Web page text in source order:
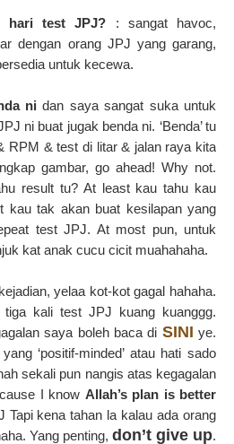
hari test JPJ? : sangat havoc,
dengan orang JPJ yang garang,
untuk kecewa.
ni dan saya sangat suka untuk
ni buat jugak benda ni. ‘Benda’ tu
RPM & test di litar & jalan raya kita
gambar, go ahead! Why not.
result tu? At least kau tahu kau
kau tak akan buat kesilapan yang
test JPJ. At most pun, untuk
kat anak cucu cicit muahahaha.
yelaa kot-kot gagal hahaha.
kali test JPJ kuang kuanggg.
saya boleh baca di SINI ye.
‘positif-minded’ atau hati sado
sekali pun nangis atas kegagalan
I know Allah’s plan is better
Tapi kena tahan la kalau ada orang
Yang penting, don’t give up.